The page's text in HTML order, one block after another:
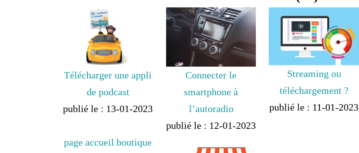
Télécharger une appli
de podcast
publié le : 13-01-2023
Connecter le
smartphone à
l’autoradio
publié le : 12-01-2023
Streaming ou
téléchargement ?
publié le : 11-01-2023
page accueil boutique